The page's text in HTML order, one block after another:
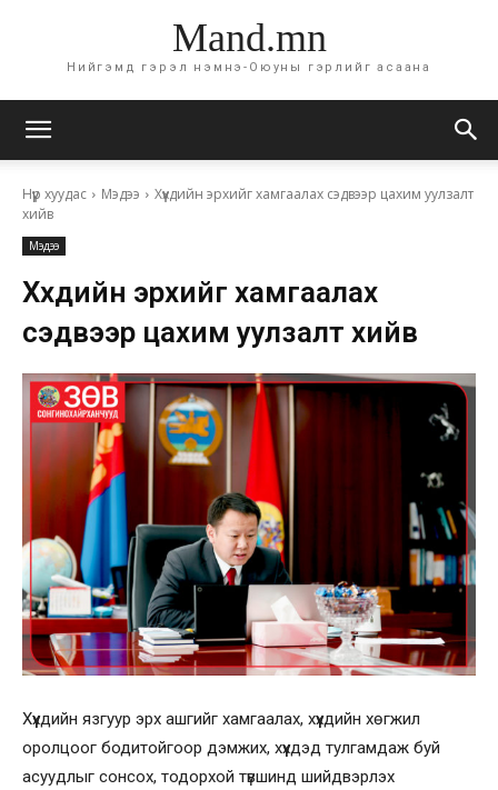
Mand.mn
Нийгэмд гэрэл нэмнэ-Оюуны гэрлийг асаана
Нүүр хуудас Мэдээ
Хүүхдийн эрхийг хамгаалах сэдвээр цахим уулзалт
хийв
Мэдээ
Хүүхдийн эрхийг хамгаалах
сэдвээр цахим уулзалт хийв
Хүүхдийн язгуур эрх ашгийг хамгаалах, хүүхдийн хөгжил
оролцоог бодитойгоор дэмжих, хүүхдэд тулгамдаж буй
асуудлыг сонсох, тодорхой түвшинд шийдвэрлэх